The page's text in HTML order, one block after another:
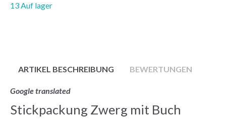
13 Auf lager
ARTIKEL BESCHREIBUNG BEWERTUNGEN
Google translated
Stickpackung Zwerg mit Buch